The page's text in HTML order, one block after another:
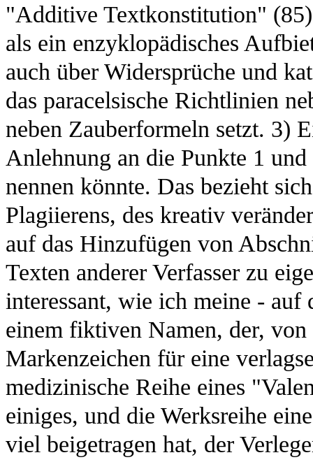
"Additive Textkonstitution"
als ein enzyklopädisches
auch über Widersprüche und
das paracelsische Richtlinien
neben Zauberformeln setzt. 3)
Anlehnung an die Punkte 1
nennen könnte. Das bezieht
Plagiierens, des kreativ
auf das Hinzufügen von
Texten anderer Verfasser zu
interessant, wie ich meine - auf
einem fiktiven Namen, der,
Markenzeichen für eine
medizinische Reihe eines
einiges, und die Werksreihe
viel beigetragen hat, der